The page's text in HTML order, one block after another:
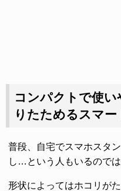
コンパクトで使
りたためるスマー
普段、自宅でスマホスタ
し…という人もいるのでは
形状によってはホコリが